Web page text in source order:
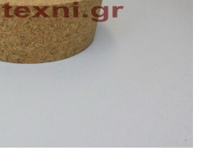
Πελατών